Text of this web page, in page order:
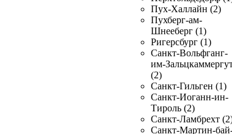
Пух-Халлайн (2)
Пухберг-ам-
Шнееберг (1)
Ригерсбург (1)
Санкт-Вольфганг-
им-
(2)
Санкт-Гильген (1)
Санкт-Иоганн-ин-
Тироль (2)
Санкт-Ламбрехт
Санкт-Мартин-